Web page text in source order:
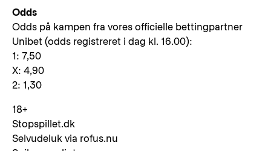
Odds
Odds på kampen fra vores officielle bettingpartner
Unibet (odds registreret i dag kl. 16.00):
1: 7,50
X: 4,90
2: 1,30
18+
Stopspillet.dk
Selvudeluk via rofus.nu